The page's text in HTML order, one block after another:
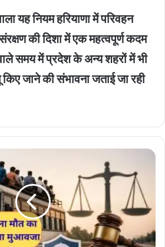
यह नियम हरियाणा में परिवहन
की दिशा में एक महत्वपूर्ण कदम
समय में प्रदेश के अन्य शहरों में भी
जाने की संभावना जताई जा रही